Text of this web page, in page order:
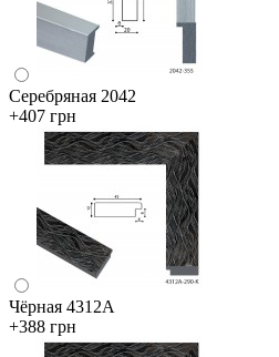
Серебряная 2042
+407 грн
Чёрная 4312А
+388 грн